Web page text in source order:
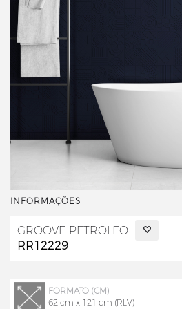
INFORMAÇÕES
GROOVE PETROLEO
RR12229
FORMATO (CM)
62 cm x 121 cm (RLV)